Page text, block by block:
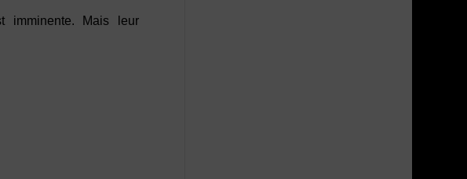
imminente. Mais leur